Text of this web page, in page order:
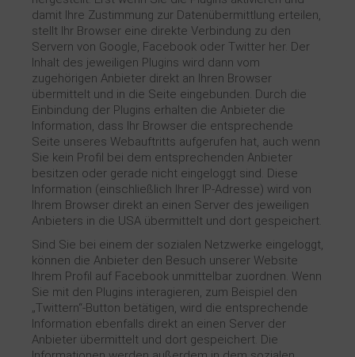
damit Ihre Zustimmung zur Datenübermittlung erteilen,
stellt Ihr Browser eine direkte Verbindung zu den
Servern von Google, Facebook oder Twitter her. Der
Inhalt des jeweiligen Plugins wird dann vom
zugehörigen Anbieter direkt an Ihren Browser
übermittelt und in die Seite eingebunden. Durch die
Einbindung der Plugins erhalten die Anbieter die
Information, dass Ihr Browser die entsprechende
Seite unseres Webauftritts aufgerufen hat, auch wenn
Sie kein Profil bei dem entsprechenden Anbieter
besitzen oder gerade nicht eingeloggt sind. Diese
Information (einschließlich Ihrer IP-Adresse) wird von
Ihrem Browser direkt an einen Server des jeweiligen
Anbieters in die USA übermittelt und dort gespeichert.
Sind Sie bei einem der sozialen Netzwerke eingeloggt,
können die Anbieter den Besuch unserer Website
Ihrem Profil auf Facebook unmittelbar zuordnen. Wenn
Sie mit den Plugins interagieren, zum Beispiel den
„Twittern“-Button betätigen, wird die entsprechende
Information ebenfalls direkt an einen Server der
Anbieter übermittelt und dort gespeichert. Die